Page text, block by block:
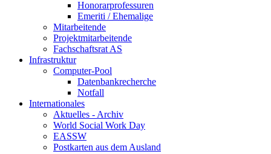
Honorarprofessuren
Emeriti / Ehemalige
Mitarbeitende
Projektmitarbeitende
Fachschaftsrat AS
Infrastruktur
Computer-Pool
Datenbankrecherche
Notfall
Internationales
Aktuelles - Archiv
World Social Work Day
EASSW
Postkarten aus dem Ausland